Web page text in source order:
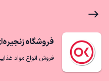
فروش انواع مواد